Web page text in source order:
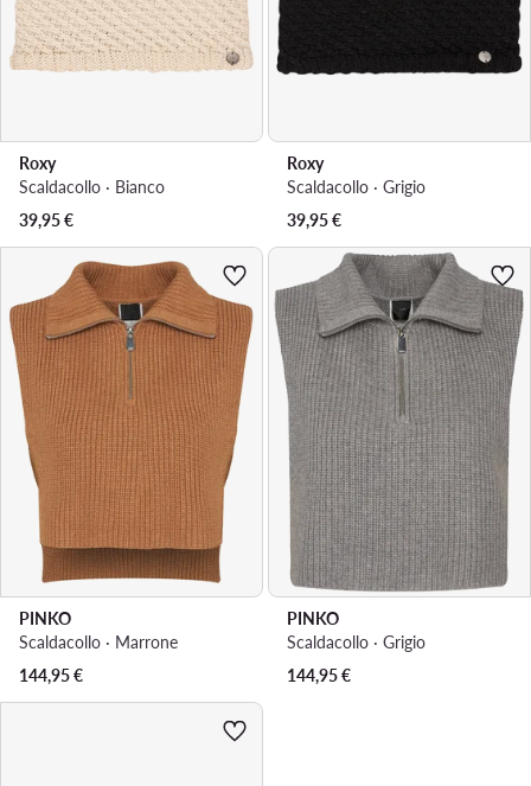
Roxy
Scaldacollo · Bianco
39,95€
Roxy
Scaldacollo · Grigio
39,95€
PINKO
Scaldacollo · Marrone
144,95€
PINKO
Scaldacollo · Grigio
144,95€